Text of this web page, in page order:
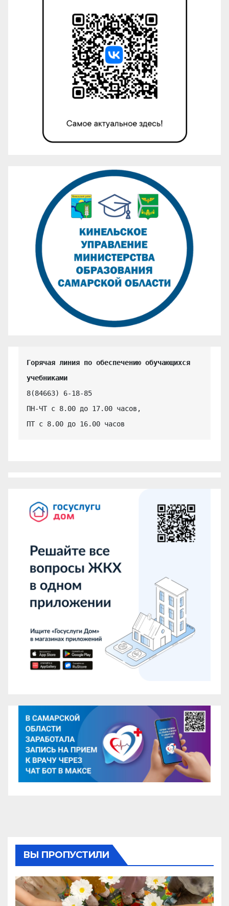
Горячая линия по обеспечению обучающихся
учебниками
8(84663) 6-18-85
ПН-ЧТ с 8.00 до 17.00 часов,
ПТ с 8.00 до 16.00 часов
ВЫ ПРОПУСТИЛИ